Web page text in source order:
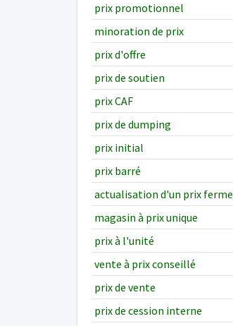
prix promotionnel
minoration de prix
prix d'offre
prix de soutien
prix CAF
prix de dumping
prix initial
prix barré
actualisation d'un prix ferme
magasin à prix unique
prix à l'unité
vente à prix conseillé
prix de vente
prix de cession interne